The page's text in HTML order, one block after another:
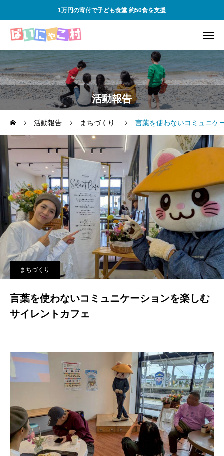
1万円の寄付で子ども食堂 約50食を支援
活動報告
活動報告 まちづくり 言葉を使わないコミュニケ
まちづくり
言葉を使わないコミュニケーションを楽しむ
サイレントカフェ